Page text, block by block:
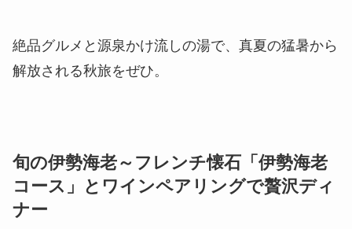
絶品グルメと源泉かけ流しの湯で、真夏の猛暑から
解放される秋旅をぜひ。
旬の伊勢海老～フレンチ懐石「伊勢海老
コース」とワインペアリングで贅沢ディ
ナー